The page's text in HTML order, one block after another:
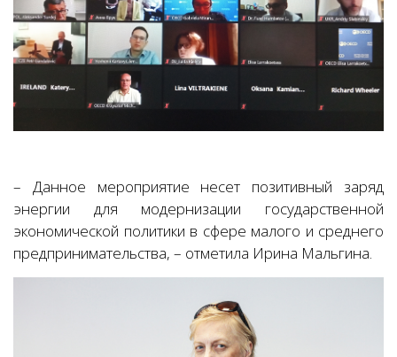
– Данное мероприятие несет позитивный заряд
энергии для модернизации государственной
экономической политики в сфере малого и среднего
предпринимательства, – отметила Ирина Мальгина.